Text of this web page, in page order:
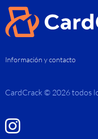
Información y contacto
CardCrack © 2026 todos